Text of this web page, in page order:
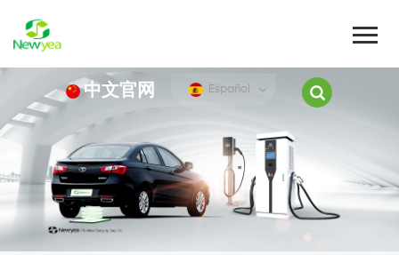
中文官网 Español